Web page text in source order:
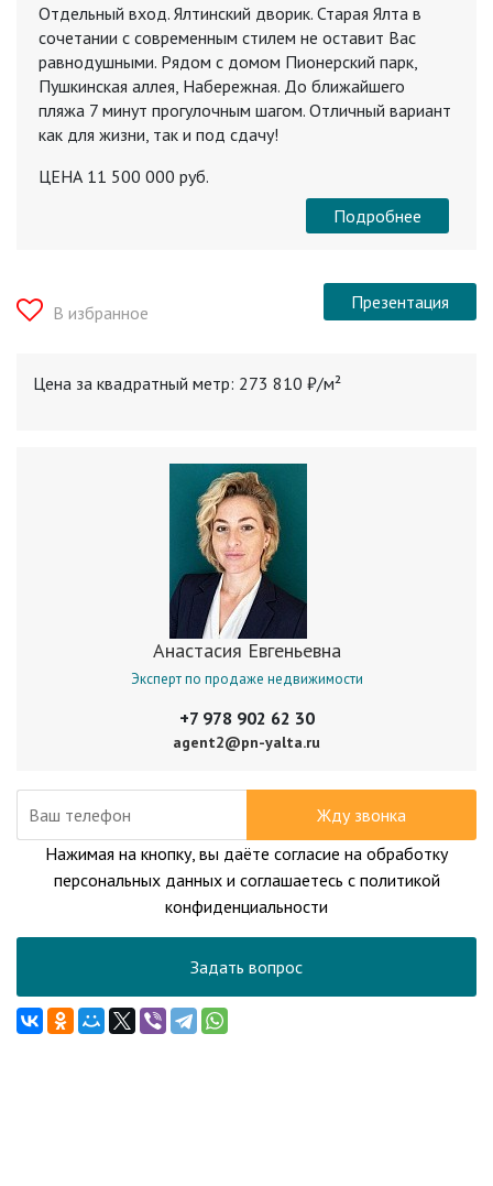
Отдельный вход. Ялтинский дворик. Старая Ялта в
сочетании с современным стилем не оставит Вас
равнодушными. Рядом с домом Пионерский парк,
Пушкинская аллея, Набережная. До ближайшего
пляжа 7 минут прогулочным шагом. Отличный вариант
как для жизни, так и под сдачу!
ЦЕНА 11 500 000 руб.
Подробнее
В избранное Презентация
Цена за квадратный метр: 273 810 ₽/м²
Анастасия Евгеньевна
Эксперт по продаже недвижимости
+7 978 902 62 30
agent2@pn-yalta.ru
Жду звонка
Нажимая на кнопку, вы даёте согласие на обработку
персональных данных и соглашаетесь с политикой
конфиденциальности
Задать вопрос